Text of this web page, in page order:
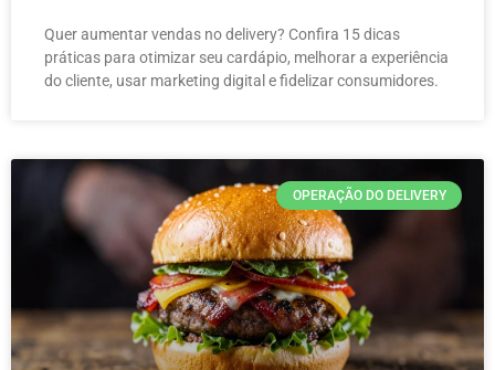
Quer aumentar vendas no delivery? Confira 15 dicas
práticas para otimizar seu cardápio, melhorar a experiência
do cliente, usar marketing digital e fidelizar consumidores.
OPERAÇÃO DO DELIVERY